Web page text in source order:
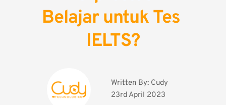
Belajar untuk Tes
IELTS?
Written By: Cudy
23rd April 2023